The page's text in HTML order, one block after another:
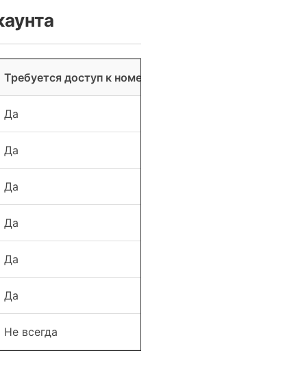
Требуется доступ к номеру
Да
Да
Да
Да
Да
Да
Не всегда